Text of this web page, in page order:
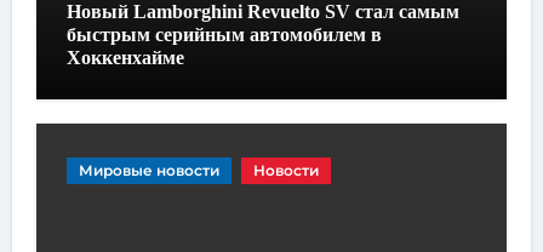
Новый Lamborghini Revuelto SV стал самым
быстрым серийным автомобилем в
Хоккенхайме
Мировые новости Новости